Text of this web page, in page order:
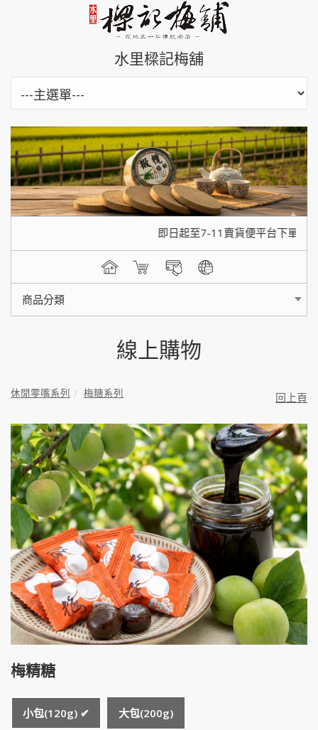
水里樑記梅舖
即日起至7-11賣貨便平台下單，單
商品分類
線上購物
休閒零嘴系列 梅糖系列 回上頁
梅精糖
小包(120g) ✔ 大包(200g)